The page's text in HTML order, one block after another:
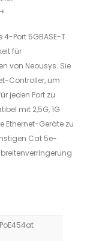
2.5G/1G
1G
4-Port 5GBASE-T
für
von Neousys. Sie
Controller, um
jeden Port zu
mit 2,5G, 1G
Ethernet-Geräte zu
Cat 5e-